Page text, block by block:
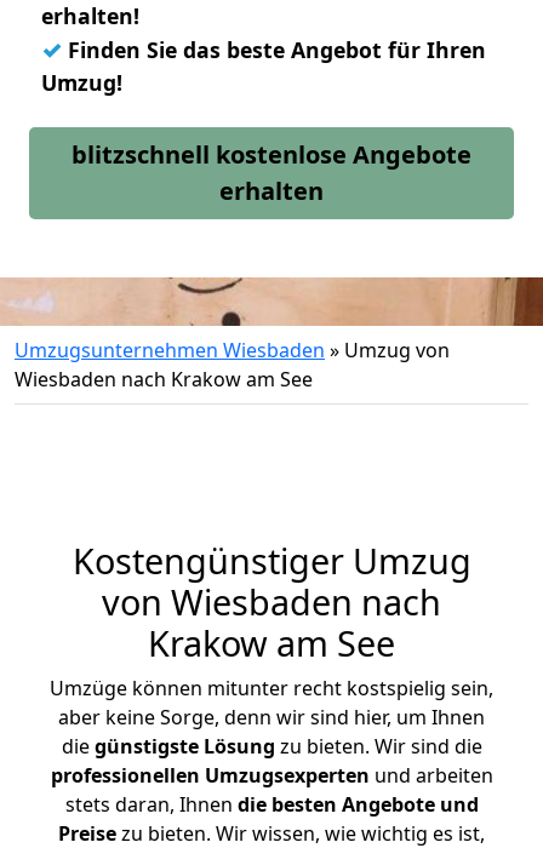
erhalten!
✓ Finden Sie das beste Angebot für Ihren
Umzug!
blitzschnell kostenlose Angebote
erhalten
Umzugsunternehmen Wiesbaden » Umzug von
Wiesbaden nach Krakow am See
Kostengünstiger Umzug
von Wiesbaden nach
Krakow am See
Umzüge können mitunter recht kostspielig sein,
aber keine Sorge, denn wir sind hier, um Ihnen
diegünstigste Lösung zu bieten. Wir sind die
professionellen Umzugsexperten und arbeiten
stets daran, Ihnen die besten Angebote und
Preisezu bieten. Wir wissen, wie wichtig es ist,